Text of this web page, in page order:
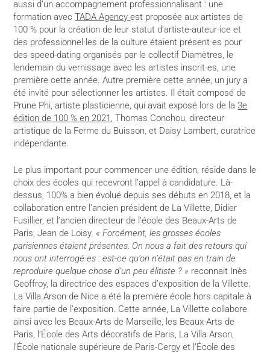
aussi d’un accompagnement professionnalisant : une
formation avecTADA Agencyest proposée aux artistes de
100 % pour la création de leur statut d’artiste-auteur·ice et
des professionnel·les de la culture étaient présent·es pour
des speed-dating organisés par le collectif Diamètres, le
lendemain du vernissage avec les artistes inscrit·es, une
première cette année. Autre première cette année, un jury a
été invité pour sélectionner les artistes. Il était composé de
Prune Phi, artiste plasticienne, qui avait exposé lors de la3e
édition de 100 % en 2021 , Thomas Conchou, directeur
artistique de la Ferme du Buisson, et Daisy Lambert, curatrice
indépendante.
Le plus important pour commencer une édition, réside dans le
choix des écoles qui recevront l’appel à candidature. Là-
dessus, 100% a bien évolué depuis ses débuts en 2018, et la
collaboration entre l’ancien président de La Villette, Didier
Fusillier, et l’ancien directeur de l’école des Beaux-Arts de
Paris, Jean de Loisy. « Forcément, les grosses écoles
parisiennes étaient présentes. On nous a fait des retours qui
nous ont interrogé·es : est-ce qu’on n’était pas en train de
reproduire quelque chose d’un peu élitiste ? » reconnait Inès
Geoffroy, la directrice des espaces d’exposition de la Villette.
La Villa Arson de Nice a été la première école hors capitale à
faire partie de l’exposition. Cette année, La Villette collabore
ainsi avec les Beaux-Arts de Marseille, les Beaux-Arts de
Paris, l’École des Arts décoratifs de Paris, La Villa Arson,
l’École nationale supérieure de Paris-Cergy et l’École des